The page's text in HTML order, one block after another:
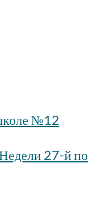
№12
27-й по